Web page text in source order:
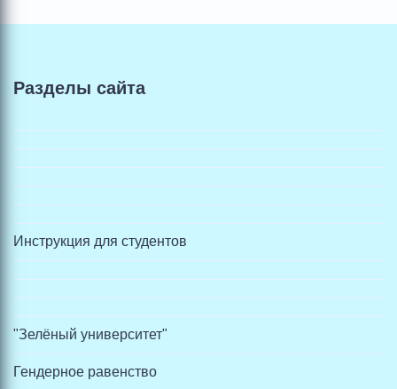
Разделы сайта
Инструкция для студентов
"Зелёный университет"
Гендерное равенство